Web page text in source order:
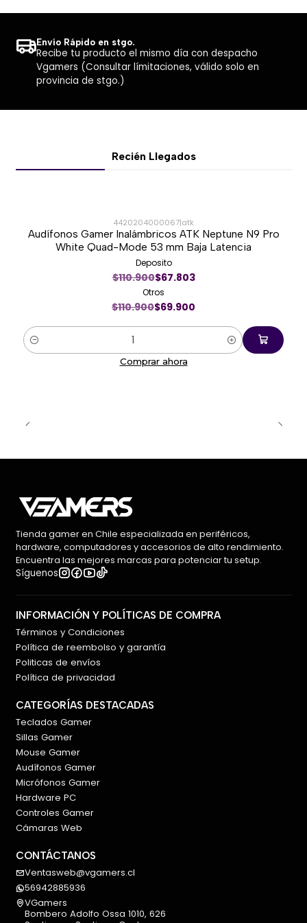
Dimensiones: 120 × 75 × 151 mm.
Compatible con Intel LGA1700 y AMD AM5.
Envío Rápido en stgo.
Recibe tu producto el mismo día con despacho
Vgamers (Consultar límitaciones, válido solo en
provincia de stgo.)
Recién Llegados
-37%
4420204000067|atk
Audífonos Gamer Inalámbricos ATK Neptune N9 Pro
White Quad-Mode 53 mm Baja Latencia
Deposito
$110.900$67.803
Otros
$110.900$69.900
Cantidad
Comprar ahora
Tienda gamer en Chile especializada en periféricos,
hardware, computadores y accesorios de alto rendimiento.
Encuentra las mejores marcas para potenciar tu setup.
Síguenos
INFORMACIÓN Y POLÍTICAS DE COMPRA
Términos y Condiciones
Política de reembolso y garantía
Politicas de envíos
Política de privacidad
CATEGORÍAS DESTACADAS
Teclados Gamer
Sillas Gamer
Mouse Gamer
Audífonos Gamer
Micrófonos Gamer
Hardware PC
Controles Gamer
Cámaras Web
CONTÁCTANOS
Ventasweb@vgamers.cl
56942885936
VGamers
Bombero Adolfo Ossa 1010, 626